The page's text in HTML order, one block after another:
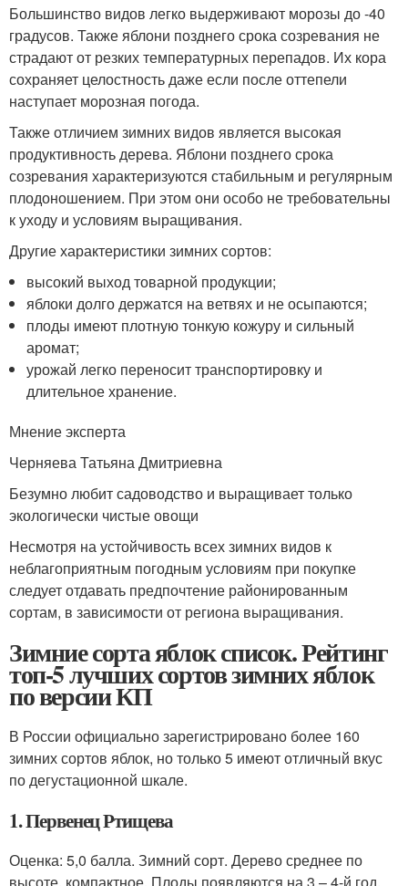
Большинство видов легко выдерживают морозы до -40
градусов. Также яблони позднего срока созревания не
страдают от резких температурных перепадов. Их кора
сохраняет целостность даже если после оттепели
наступает морозная погода.
Также отличием зимних видов является высокая
продуктивность дерева. Яблони позднего срока
созревания характеризуются стабильным и регулярным
плодоношением. При этом они особо не требовательны
к уходу и условиям выращивания.
Другие характеристики зимних сортов:
высокий выход товарной продукции;
яблоки долго держатся на ветвях и не осыпаются;
плоды имеют плотную тонкую кожуру и сильный
аромат;
урожай легко переносит транспортировку и
длительное хранение.
Мнение эксперта
Черняева Татьяна Дмитриевна
Безумно любит садоводство и выращивает только
экологически чистые овощи
Несмотря на устойчивость всех зимних видов к
неблагоприятным погодным условиям при покупке
следует отдавать предпочтение районированным
сортам, в зависимости от региона выращивания.
Зимние сорта яблок список. Рейтинг
топ-5 лучших сортов зимних яблок
по версии КП
В России официально зарегистрировано более 160
зимних сортов яблок, но только 5 имеют отличный вкус
по дегустационной шкале.
1. Первенец Ртищева
Оценка: 5,0 балла. Зимний сорт. Дерево среднее по
высоте, компактное. Плоды появляются на 3 – 4-й год.